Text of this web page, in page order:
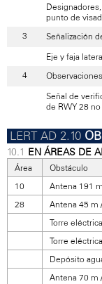
punto de
Señalización
Eje y faja
Observaciones
Señal de
de RWY 28
EN ÁREAS DE
Área Obstáculo
10
Antena 191
28
Antena 45 m
Torre
Torre
Depósito
Antena 70 m